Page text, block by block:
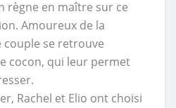
règne en maître sur ce
Amoureux de la
se retrouve
cocon, qui leur permet
Rachel et Elio ont choisi